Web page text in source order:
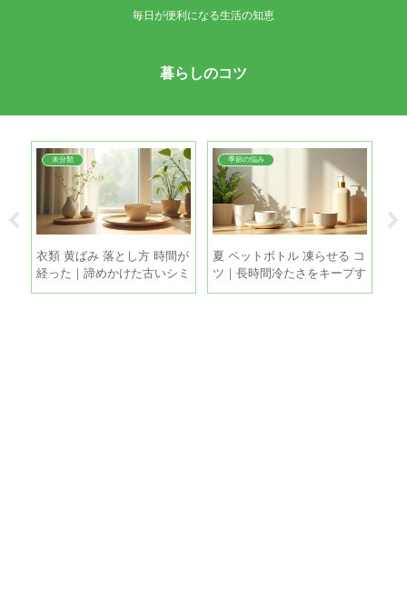
毎日が便利になる生活の知恵
暮らしのコツ
未分類
衣類 黄ばみ 落とし方 時間が
経った｜諦めかけた古いシミ
も家庭で復活させる方法
季節の悩み
夏 ペットボトル 凍らせる コ
ツ｜長時間冷たさをキープす
る5つの方法